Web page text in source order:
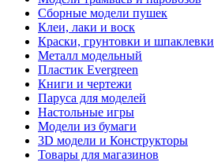
Сборные модели пушек
Клеи, лаки и воск
Краски, грунтовки и шпаклевки
Металл модельный
Пластик Evergreen
Книги и чертежи
Паруса для моделей
Настольные игры
Модели из бумаги
3D модели и Конструкторы
Товары для магазинов